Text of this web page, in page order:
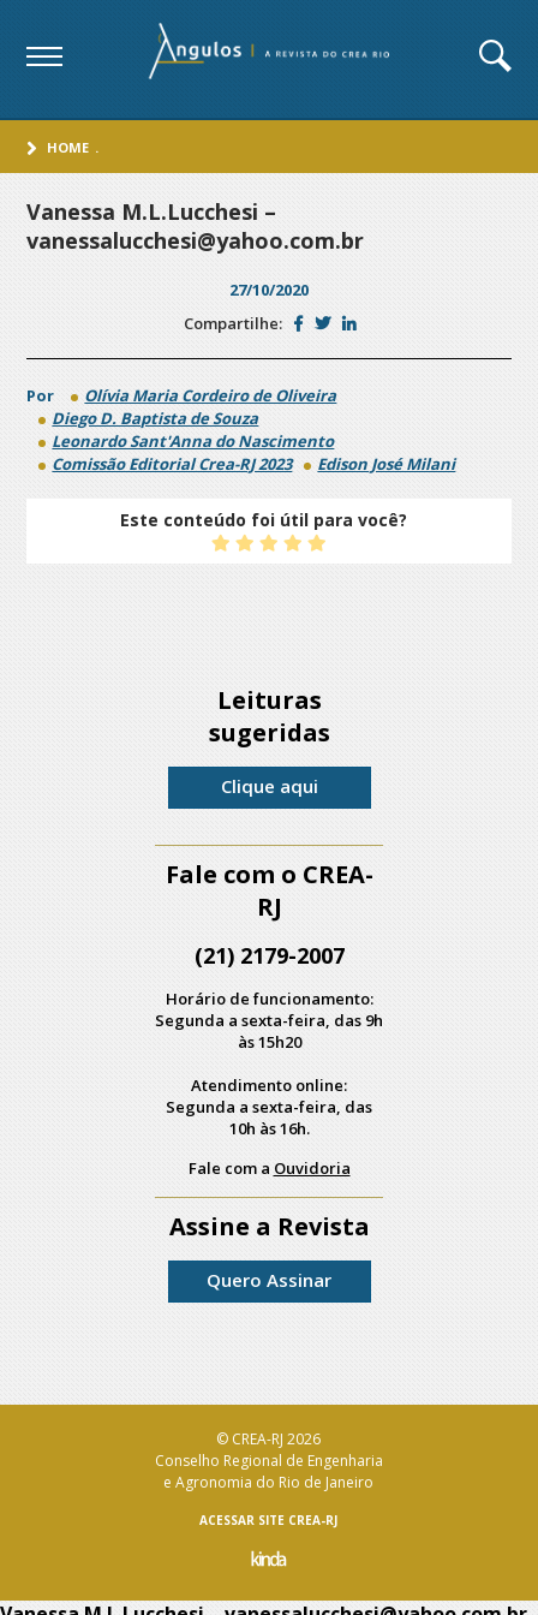
HOME .
Vanessa M.L.Lucchesi –
vanessalucchesi@yahoo.com.br
27/10/2020
Compartilhe:
Por
Olívia Maria Cordeiro de Oliveira
Diego D. Baptista de Souza
Leonardo Sant'Anna do Nascimento
Comissão Editorial Crea-RJ 2023
Edison José Milani
Este conteúdo foi útil para você?
Leituras
sugeridas
Clique aqui
Fale com o CREA-
RJ
(21) 2179-2007
Horário de funcionamento:
Segunda a sexta-feira, das 9h
às 15h20
Atendimento online:
Segunda a sexta-feira, das
10h às 16h.
Fale com a Ouvidoria
Assine a Revista
Quero Assinar
© CREA-RJ 2026
Conselho Regional de Engenharia
e Agronomia do Rio de Janeiro
ACESSAR SITE CREA-RJ